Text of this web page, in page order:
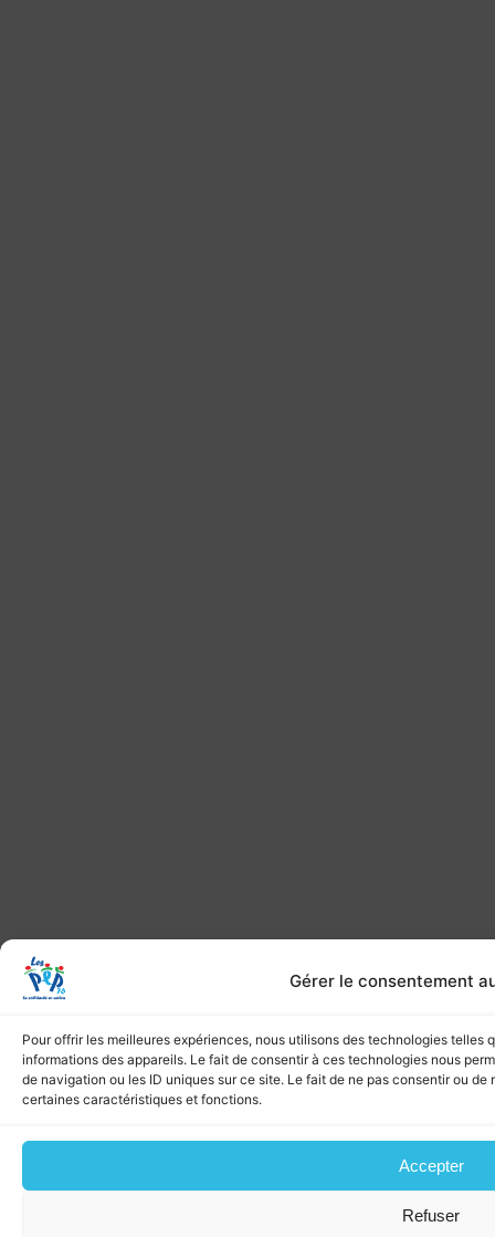
Gérer le consentement
Pour offrir les meilleures expériences, nous utilisons des technologies
informations des appareils. Le fait de consentir à ces technologies nous
de navigation ou les ID uniques sur ce site. Le fait de ne pas consentir ou
certaines caractéristiques et fonctions.
Accepter
Refuser